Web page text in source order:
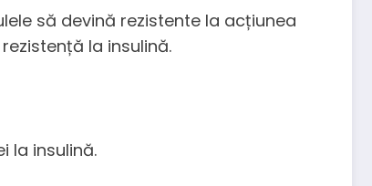
să devină rezistente la acțiunea
la insulină.
la insulină.